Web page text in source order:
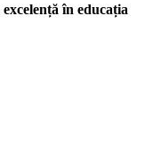
în educația